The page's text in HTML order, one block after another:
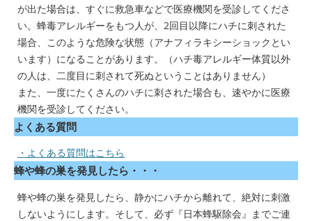
が出た場合は、すぐに救急車などで医療機関を受診してくださ
い。蜂毒アレルギーをもつ人が、2回目以降にハチに刺された
場合、このような危険な状態（アナフィラキシーショックとい
います）になることがあります。（ハチ毒アレルギー体質以外
の人は、二度目に刺されて死ぬということはありません）
また、一度にたくさんのハチに刺された場合も、速やかに医療
機関を受診してください。
よくある質問
・よくある質問はこちら
蜂や蜂の巣を発見したら・・・
蜂や蜂の巣を発見したら、静かにハチから離れて、絶対に刺激
しないようにします。そして、必ず『日本蜂駆除会』までご連